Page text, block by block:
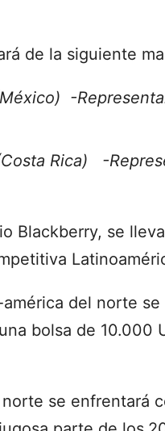
de la siguiente
-
Rica) -
Blackberry, se
del norte
bolsa de 10.000
se enfrentará